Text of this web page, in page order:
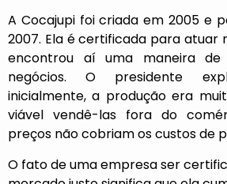
A Cocajupi foi criada em 2005 e
2007. Ela é certificada para atuar
encontrou aí uma maneira de
negócios. O presidente
inicialmente, a produção era
viável vendê-las fora do
preços não cobriam os custos de
O fato de uma empresa ser